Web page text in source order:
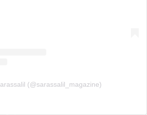
(@sarassalil_magazine)